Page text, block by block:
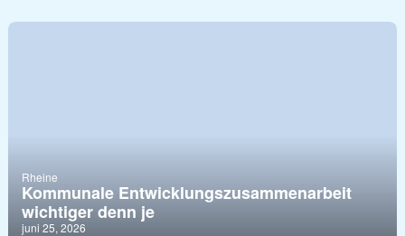
Rheine
Kommunale Entwicklungszusammenarbeit
wichtiger denn je
juni 25, 2026